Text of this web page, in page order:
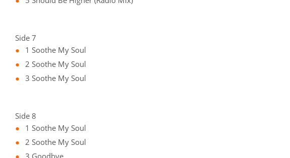
Side 7
1 Soothe My Soul
2 Soothe My Soul
3 Soothe My Soul
Side 8
1 Soothe My Soul
2 Soothe My Soul